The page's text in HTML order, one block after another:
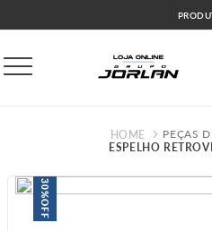
PEÇAS
ESPELHO
30%
OFF